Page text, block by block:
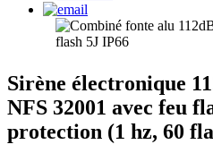
Sirène électronique
NFS 32001 avec feu
protection (1 hz, 60